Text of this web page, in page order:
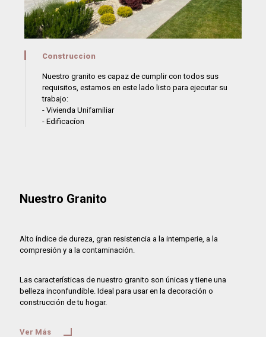
Construccion
Nuestro granito es capaz de cumplir con todos sus
requisitos, estamos en este lado listo para ejecutar su
trabajo:
- Vivienda Unifamiliar
- Edificacíon
Nuestro Granito
Alto índice de dureza, gran resistencia a la intemperie, a la
compresión y a la contaminación.
Las características de nuestro granito son únicas y tiene una
belleza inconfundible. Ideal para usar en la decoración o
construcción de tu hogar.
Ver Más